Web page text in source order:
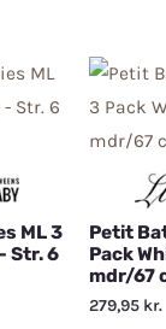
ML 3
Str. 6
Petit
Pack
mdr/67
279,95 kr.